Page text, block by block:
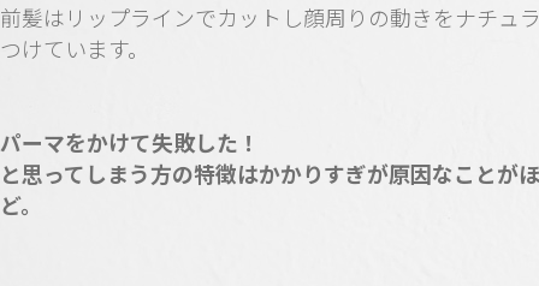
前髪はリップラインでカットし顔周りの動きをナチュ
つけています。
パーマをかけて失敗した！
と思ってしまう方の特徴はかかりすぎが原因なことが
ど。